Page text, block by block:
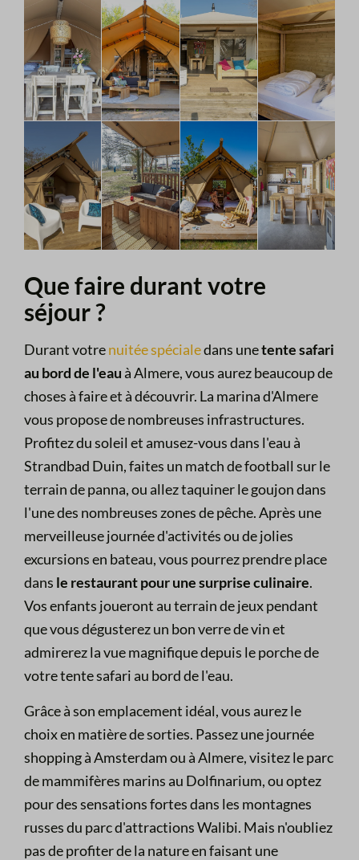
Que faire durant votre
séjour ?
Durant votrenuitée spécialedans unetente safari
au bord de l'eau à Almere, vous aurez beaucoup de
choses à faire et à découvrir. La marina d'Almere
vous propose de nombreuses infrastructures.
Profitez du soleil et amusez-vous dans l'eau à
Strandbad Duin, faites un match de football sur le
terrain de panna, ou allez taquiner le goujon dans
l'une des nombreuses zones de pêche. Après une
merveilleuse journée d'activités ou de jolies
excursions en bateau, vous pourrez prendre place
dans le restaurant pour une surprise culinaire.
Vos enfants joueront au terrain de jeux pendant
que vous dégusterez un bon verre de vin et
admirerez la vue magnifique depuis le porche de
votre tente safari au bord de l'eau.
Grâce à son emplacement idéal, vous aurez le
choix en matière de sorties. Passez une journée
shopping à Amsterdam ou à Almere, visitez le parc
de mammifères marins au Dolfinarium, ou optez
pour des sensations fortes dans les montagnes
russes du parc d'attractions Walibi. Mais n'oubliez
pas de profiter de la nature en faisant une